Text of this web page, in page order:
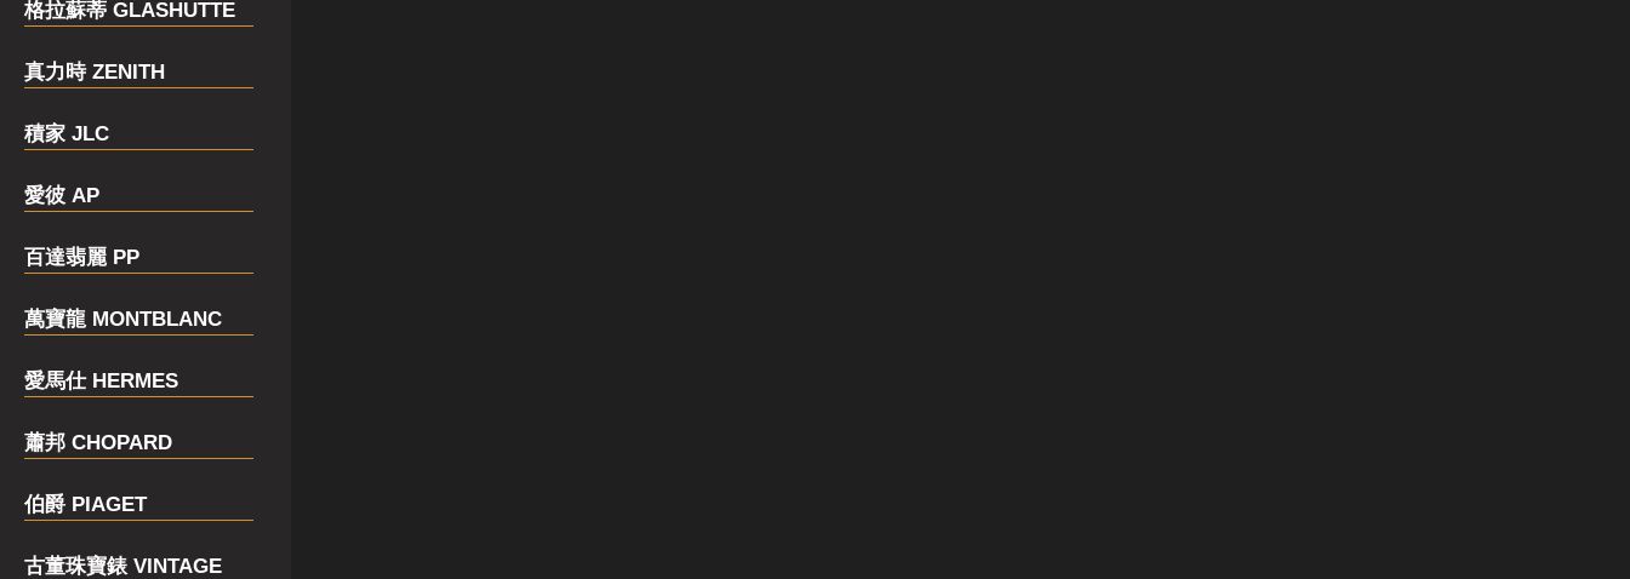
格拉蘇蒂 GLASHUTTE
真力時 ZENITH
積家 JLC
愛彼 AP
百達翡麗 PP
萬寶龍 MONTBLANC
愛馬仕 HERMES
蕭邦 CHOPARD
伯爵 PIAGET
古董珠寶錶 VINTAGE